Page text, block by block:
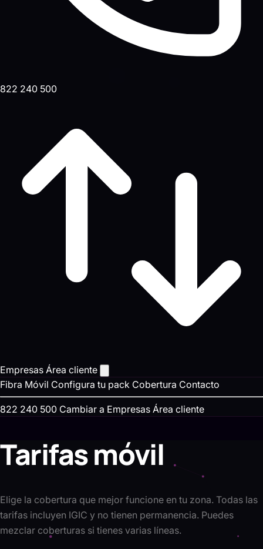
822 240 500
Empresas Área cliente
Fibra Móvil Configura tu pack Cobertura Contacto
822 240 500 Cambiar a Empresas Área cliente
Tarifas móvil
Elige la cobertura que mejor funcione en tu zona. Todas las
tarifas incluyen IGIC y no tienen permanencia. Puedes
mezclar coberturas si tienes varias líneas.